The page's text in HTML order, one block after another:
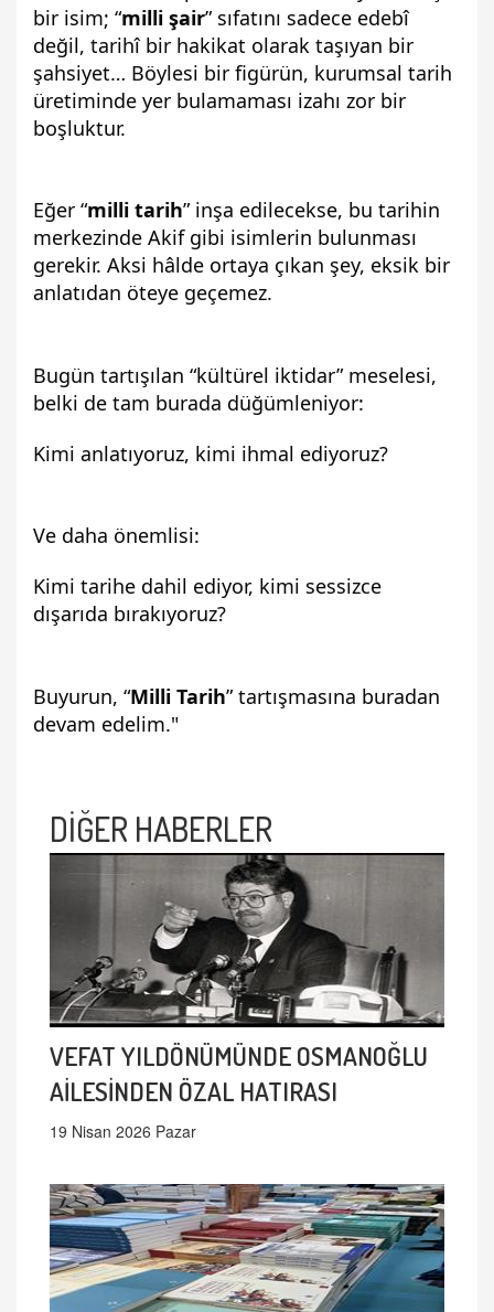
bir isim; “milli şair” sıfatını sadece edebî
değil, tarihî bir hakikat olarak taşıyan bir
şahsiyet… Böylesi bir figürün, kurumsal tarih
üretiminde yer bulamaması izahı zor bir
boşluktur.
Eğer “milli tarih” inşa edilecekse, bu tarihin
merkezinde Akif gibi isimlerin bulunması
gerekir. Aksi hâlde ortaya çıkan şey, eksik bir
anlatıdan öteye geçemez.
Bugün tartışılan “kültürel iktidar” meselesi,
belki de tam burada düğümleniyor:
Kimi anlatıyoruz, kimi ihmal ediyoruz?
Ve daha önemlisi:
Kimi tarihe dahil ediyor, kimi sessizce
dışarıda bırakıyoruz?
Buyurun, “Milli Tarih” tartışmasına buradan
devam edelim."
DİĞER HABERLER
VEFAT YILDÖNÜMÜNDE OSMANOĞLU
AİLESİNDEN ÖZAL HATIRASI
19 Nisan 2026 Pazar